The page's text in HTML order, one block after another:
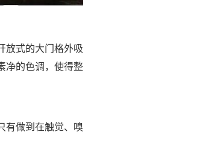
放式的大门格外吸
净的色调，使得整
有做到在触觉、嗅